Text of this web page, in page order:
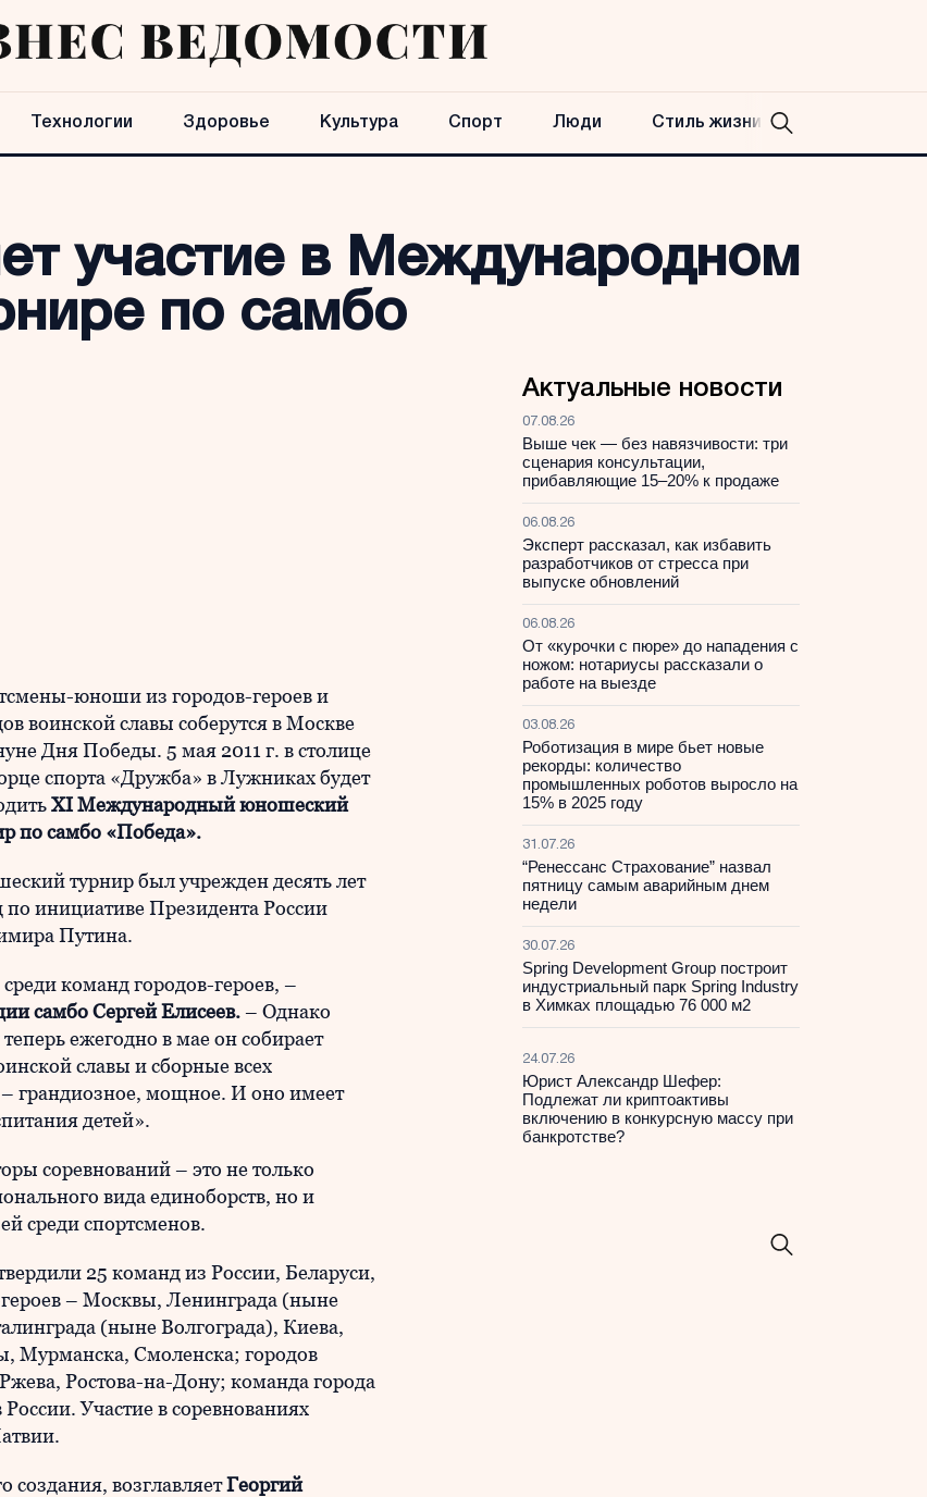
Технологии Здоровье Культура Спорт Люди Стиль жизни
участие в Международном
по самбо
юноши из городов-героев и
воинской славы соберутся в Москве
Дня Победы. 5 мая 2011 г. в столице
спорта «Дружба» в Лужниках будет
ХI Международный юношеский
по самбо «Победа».
турнир был учрежден десять лет
по инициативе Президента России
Путина.
команд городов-героев, –
самбо Сергей Елисеев.– Однако
ежегодно в мае он собирает
славы и сборные всех
грандиозное, мощное. И оно имеет
детей».
соревнований – это не только
вида единоборств, но и
среди спортсменов.
25 команд из России, Беларуси,
– Москвы, Ленинграда (ныне
(ныне Волгограда), Киева,
Мурманска, Смоленска; городов
Ростова-на-Дону; команда города
Участие в соревнованиях
создания, возглавляетГеоргий
Актуальные новости
07.08.26
Выше чек — без навязчивости: три
сценария консультации,
прибавляющие 15–20% к продаже
06.08.26
Эксперт рассказал, как избавить
разработчиков от стресса при
выпуске обновлений
06.08.26
От «курочки с пюре» до нападения с
ножом: нотариусы рассказали о
работе на выезде
03.08.26
Роботизация в мире бьет новые
рекорды: количество
промышленных роботов выросло на
15% в 2025 году
31.07.26
“Ренессанс Страхование” назвал
пятницу самым аварийным днем
недели
30.07.26
Spring Development Group построит
индустриальный парк Spring Industry
в Химках площадью 76 000 м2
24.07.26
Юрист Александр Шефер:
Подлежат ли криптоактивы
включению в конкурсную массу при
банкротстве?